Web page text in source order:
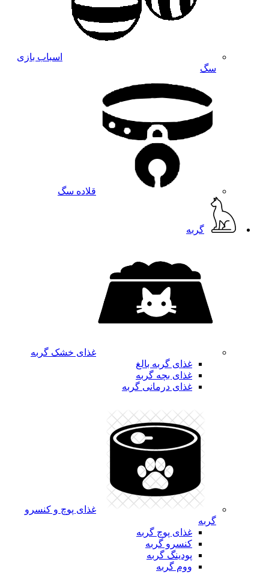
اسباب بازی
سگ
قلاده سگ
گربه
غذای خشک گربه
غذای گربه بالغ
غذای بچه گربه
غذای درمانی گربه
غذای پوچ و کنسرو
گربه
غذای پوچ گربه
کنسرو گربه
پودینگ گربه
ووم گربه